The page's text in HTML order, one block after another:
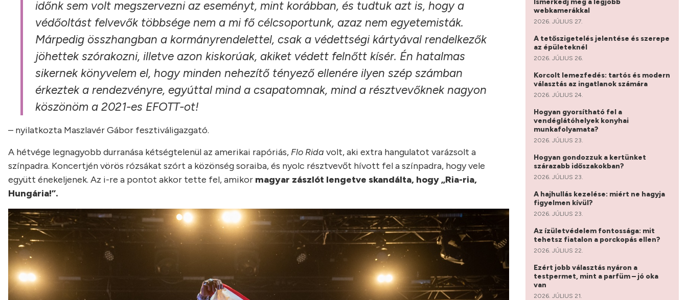
időnk sem volt megszervezni az eseményt, mint korábban, és tudtuk azt is, hogy a
védőoltást felvevők többsége nem a mi fő célcsoportunk, azaz nem egyetemisták.
Márpedig összhangban a kormányrendelettel, csak a védettségi kártyával rendelkezők
jöhettek szórakozni, illetve azon kiskorúak, akiket védett felnőtt kísér. Én hatalmas
sikernek könyvelem el, hogy minden nehezítő tényező ellenére ilyen szép számban
érkeztek a rendezvényre, egyúttal mind a csapatomnak, mind a résztvevőknek nagyon
köszönöm a 2021-es EFOTT-ot!
– nyilatkozta Maszlavér Gábor fesztiváligazgató.
A hétvége legnagyobb durranása kétségtelenül az amerikai rapóriás, Flo Rida volt, aki extra hangulatot varázsolt a
színpadra. Koncertjén vörös rózsákat szórt a közönség soraiba, és nyolc résztvevőt hívott fel a színpadra, hogy vele
együtt énekeljenek. Az i-re a pontot akkor tette fel, amikor magyar zászlót lengetve skandálta, hogy „Ria-ria,
Hungária!”.
webkamerákkal
2026. JÚLIUS 27.
A tetőszigetelés jelentése és szerepe
az épületeknél
2026. JÚLIUS 26.
Korcolt lemezfedés: tartós és modern
választás az ingatlanok számára
2026. JÚLIUS 24.
Hogyan gyorsítható fel a
vendéglátóhelyek konyhai
munkafolyamata?
2026. JÚLIUS 23.
Hogyan gondozzuk a kertünket
szárazabb időszakokban?
2026. JÚLIUS 23.
A hajhullás kezelése: miért ne hagyja
figyelmen kívül?
2026. JÚLIUS 23.
Az ízületvédelem fontossága: mit
tehetsz fiatalon a porckopás ellen?
2026. JÚLIUS 22.
Ezért jobb választás nyáron a
testpermet, mint a parfüm – jó oka
van
2026. JÚLIUS 21.